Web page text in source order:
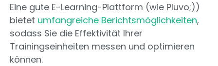
Eine gute E-Learning-Plattform (wie Pluvo;))
bietet umfangreiche Berichtsmöglichkeiten,
sodass Sie die Effektivität Ihrer
Trainingseinheiten messen und optimieren
können.